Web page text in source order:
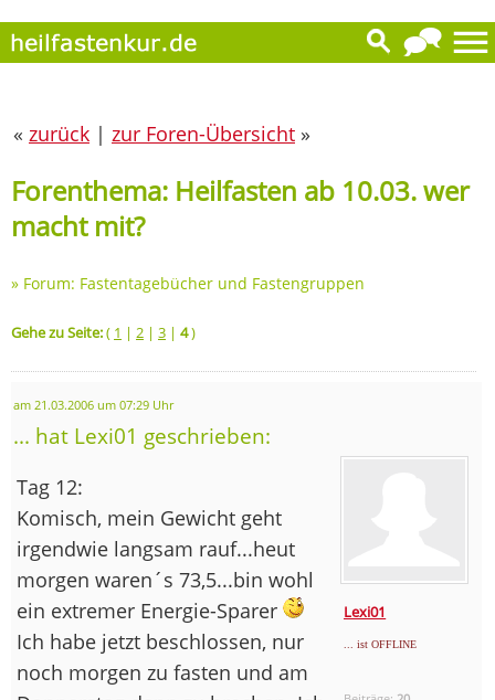
« zurück | zur Foren-Übersicht »
Forenthema: Heilfasten ab 10.03. wer
macht mit?
» Forum: Fastentagebücher und Fastengruppen
Gehe zu Seite:( 1 | 2 | 3 | 4)
am 21.03.2006 um 07:29 Uhr
... hat Lexi01 geschrieben:
Lexi01
... ist OFFLINE
Tag 12:
Komisch, mein Gewicht geht
irgendwie langsam rauf...heut
morgen waren´s 73,5...bin wohl
ein extremer Energie-Sparer
Ich habe jetzt beschlossen, nur
noch morgen zu fasten und am